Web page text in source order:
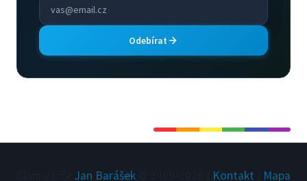
Odebírat
Jan Barášek Kontakt Mapa